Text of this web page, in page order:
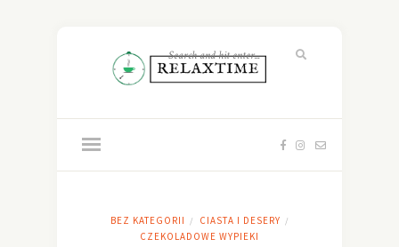
BEZ KATEGORII / CIASTA I DESERY /
CZEKOLADOWE WYPIEKI